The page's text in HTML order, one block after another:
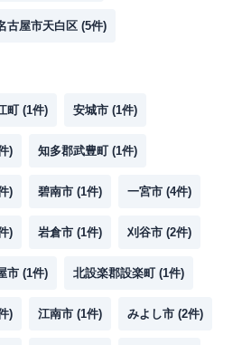
古屋市天白区 (5件)
町 (1件) 安城市 (1件)
) 知多郡武豊町 (1件)
) 碧南市 (1件) 一宮市 (4件)
) 岩倉市 (1件) 刈谷市 (2件)
市 (1件) 北設楽郡設楽町 (1件)
) 江南市 (1件) みよし市 (2件)